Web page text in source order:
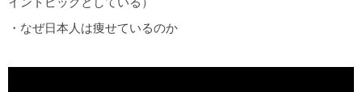
・なぜ日本人は痩せているのか